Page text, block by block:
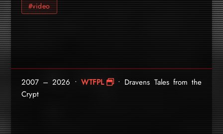
#video
2007 – 2026 •WTFPL
• Dravens Tales from the
Crypt